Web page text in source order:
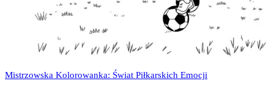
Mistrzowska Kolorowanka: Świat Piłkarskich Emocji